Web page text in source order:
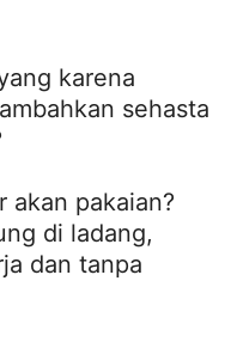
karena
sehasta
akan pakaian?
di ladang,
dan tanpa